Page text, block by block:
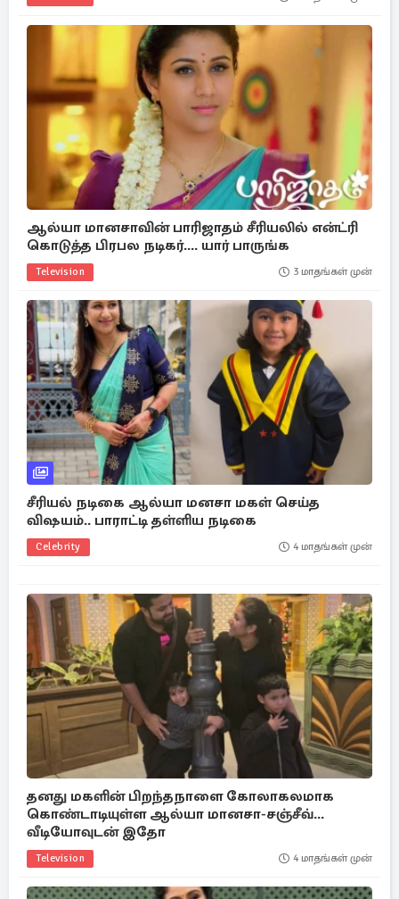
ஆல்யா மானசாவின் பாரிஜாதம் சீரியலில் என்ட்ரி
கொடுத்த பிரபல நடிகர்.... யார் பாருங்க
Television 3 மாதங்கள் முன்
சீரியல் நடிகை ஆல்யா மனசா மகள் செய்த
விஷயம்.. பாராட்டி தள்ளிய நடிகை
Celebrity 4 மாதங்கள் முன்
தனது மகளின் பிறந்தநாளை கோலாகலமாக
கொண்டாடியுள்ள ஆல்யா மானசா-சஞ்சீவ்...
வீடியோவுடன் இதோ
Television 4 மாதங்கள் முன்